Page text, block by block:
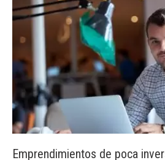
Emprendimientos de poca